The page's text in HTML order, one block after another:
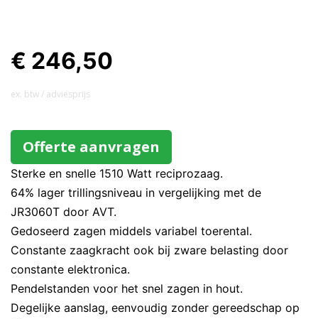
€ 246,50
ex. btw / adviesprijs
Offerte aanvragen
Sterke en snelle 1510 Watt reciprozaag.
64% lager trillingsniveau in vergelijking met de
JR3060T door AVT.
Gedoseerd zagen middels variabel toerental.
Constante zaagkracht ook bij zware belasting door
constante elektronica.
Pendelstanden voor het snel zagen in hout.
Degelijke aanslag, eenvoudig zonder gereedschap op